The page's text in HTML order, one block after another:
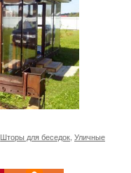
Шторы для беседок Уличные